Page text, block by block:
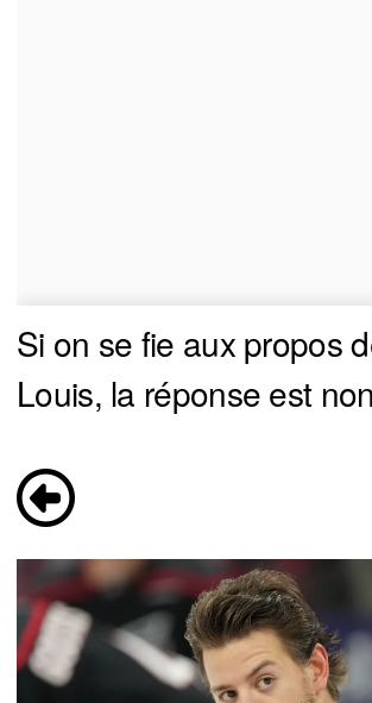
Si on se fie aux propos
Louis, la réponse est